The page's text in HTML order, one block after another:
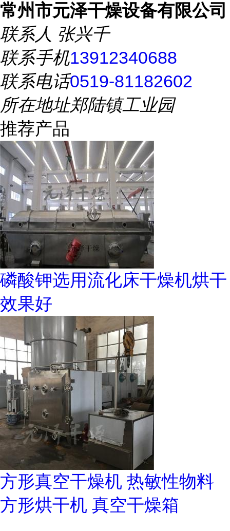
常州市元泽干燥设备有限公司
联系人 张兴千
联系手机13912340688
联系电话0519-81182602
所在地址郑陆镇工业园
推荐产品
磷酸钾选用流化床干燥机烘干
效果好
方形真空干燥机 热敏性物料
方形烘干机 真空干燥箱